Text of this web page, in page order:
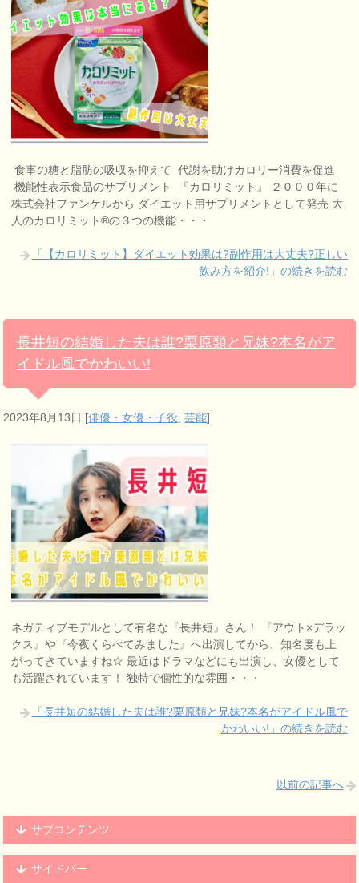
食事の糖と脂肪の吸収を抑えて 代謝を助けカロリー消費を促進
機能性表示食品のサプリメント 『カロリミット』 ２０００年に
株式会社ファンケルから ダイエット用サプリメントとして発売 大
人のカロリミット®の３つの機能・・・
「【カロリミット】ダイエット効果は?副作用は大丈夫?正しい
飲み方を紹介!」の続きを読む
長井短の結婚した夫は誰?栗原類と兄妹?本名がア
イドル風でかわいい!
2023年8月13日 [俳優・女優・子役,芸能]
ネガティブモデルとして有名な『長井短』さん！ 『アウト×デラッ
クス』や『今夜くらべてみました』へ出演してから、知名度も上
がってきていますね☆ 最近はドラマなどにも出演し、女優として
も活躍されています！ 独特で個性的な雰囲・・・
「長井短の結婚した夫は誰?栗原類と兄妹?本名がアイドル風で
かわいい!」の続きを読む
以前の記事へ
サブコンテンツ
サイドバー